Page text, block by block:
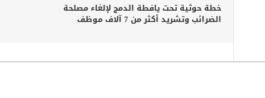
خطة حوثية تحت يافطة الدمج لإلغاء مصلحة
الضرائب وتشريد أكثر من 7 آلاف موظف